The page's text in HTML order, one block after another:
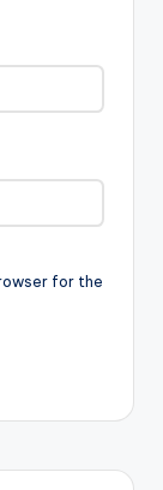
for the